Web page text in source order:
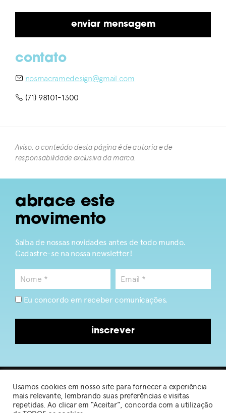
contato
nosmacramedesign@gmail.com
(71) 98101-1300
Aviso: o conteúdo desta página é de autoria e de
responsabilidade exclusiva da marca.​
abrace este
movimento
Saiba de nossas novidades antes de todo mundo.
Cadastre-se na nossa newsletter!
Eu concordo em receber comunicações.
inscrever
2026 © Sou de Algodão
Usamos cookies em nosso site para fornecer a experiência
mais relevante, lembrando suas preferências e visitas
repetidas. Ao clicar em “Aceitar”, concorda com a utilização